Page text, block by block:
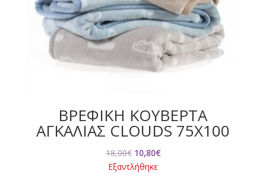
ΒΡΕΦΙΚΗ ΚΟΥΒΕΡΤΑ
ΑΓΚΑΛΙΑΣ CLOUDS 75Χ100
18,00€ Original
price
10,80€Η
Εξαντλήθηκε